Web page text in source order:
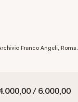
Franco Angeli, Roma.
/ 6.000,00